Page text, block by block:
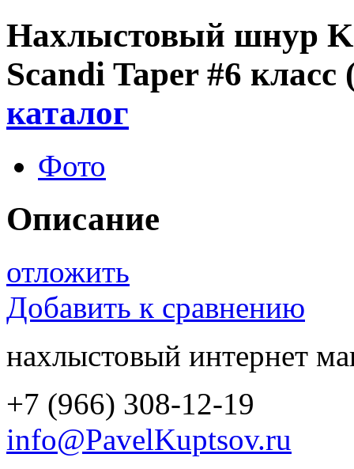
Нахлыстовый шнур
Scandi Taper #6
каталог
Фото
Описание
отложить
Добавить к сравнению
нахлыстовый интернет
+7 (966) 308-12-19
info@PavelKuptsov.ru